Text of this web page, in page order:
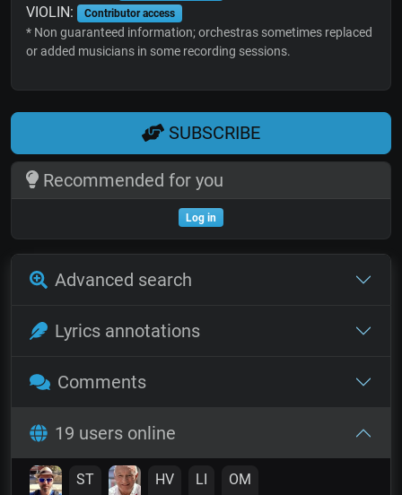
VIOLIN: Contributor access
* Non guaranteed information; orchestras sometimes replaced
or added musicians in some recording sessions.
SUBSCRIBE
Recommended for you
Log in
Advanced search
Lyrics annotations
Comments
19 users online
ST HV LI OM